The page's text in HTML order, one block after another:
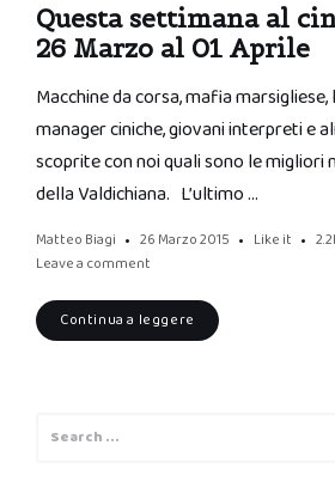
Questa settimana al
26 Marzo al 01 Aprile
Macchine da corsa, mafia
manager ciniche, giovani interpreti e
scoprite con noi quali sono le migliori
della Valdichiana. L’ultimo …
Matteo Biagi 26 Marzo 2015 Like it
Leave a comment
Continua a leggere